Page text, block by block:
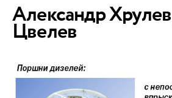
Александр
Цвелев